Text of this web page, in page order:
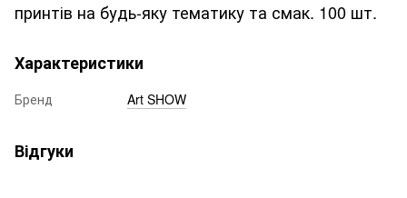
принтів на будь-яку тематику та смак. 100 шт.
Характеристики
Бренд Art SHOW
Відгуки